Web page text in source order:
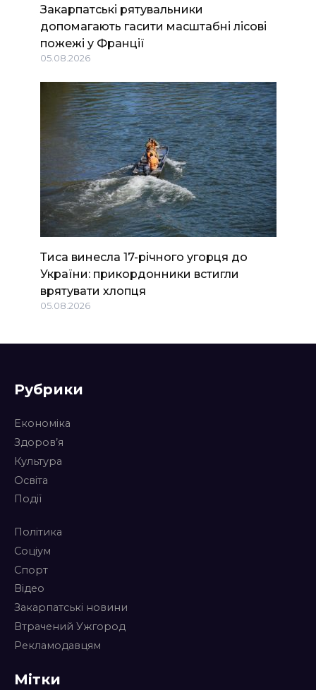
Закарпатські рятувальники
допомагають гасити масштабні лісові
пожежі у Франції
05.08.2026
Тиса винесла 17-річного угорця до
України: прикордонники встигли
врятувати хлопця
05.08.2026
Рубрики
Економіка
Здоров’я
Культура
Освіта
Події
Політика
Соціум
Спорт
Відео
Закарпатські новини
Втрачений Ужгород
Рекламодавцям
Мітки